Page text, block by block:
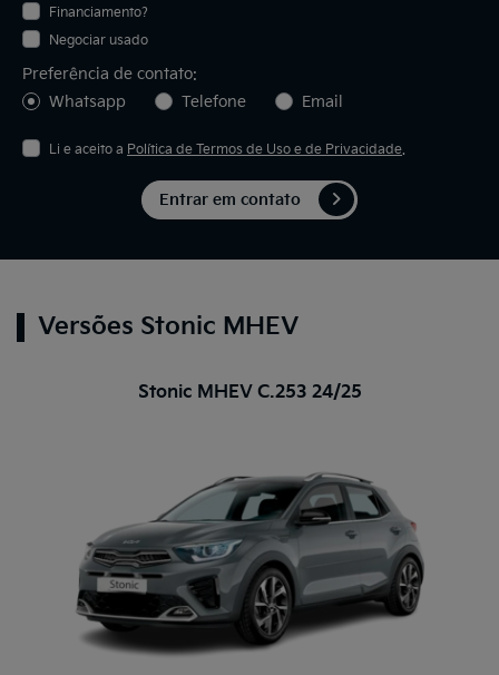
Financiamento?
Negociar usado
Preferência de contato:
Whatsapp
Telefone Email
Li e aceito a Política de Termos de Uso e de Privacidade.
Entrar em contato
Versões Stonic MHEV
Stonic MHEV C.253 24/25